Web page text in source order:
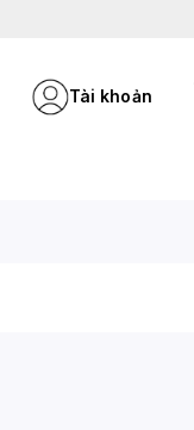
Tài khoản